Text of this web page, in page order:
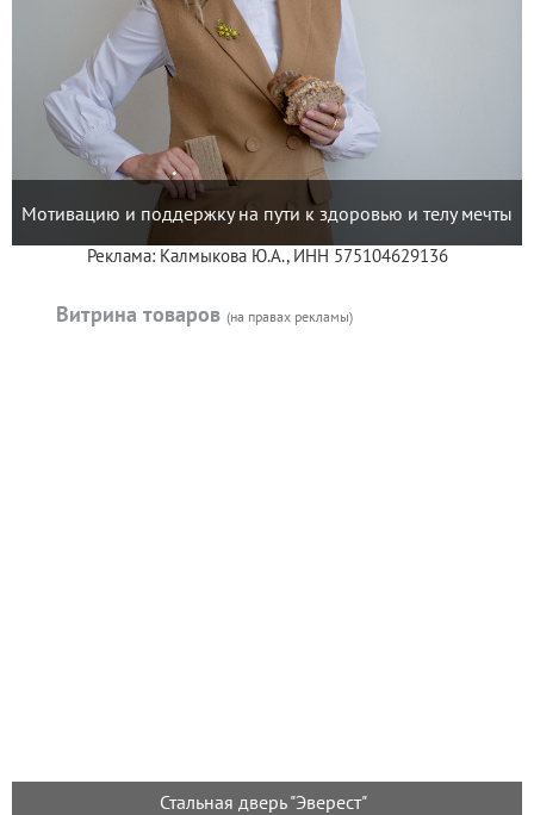
Мотивацию и поддержку на пути к здоровью и телу мечты
Реклама: Калмыкова Ю.А., ИНН 575104629136
Витрина товаров (на правах рекламы)
Стальная дверь "Эверест"